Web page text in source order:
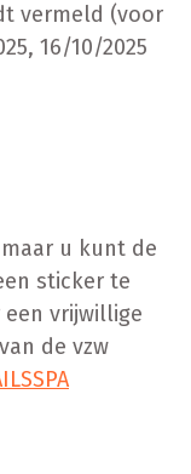
vermeld (voor
16/10/2025
u kunt de
sticker te
vrijwillige
de vzw